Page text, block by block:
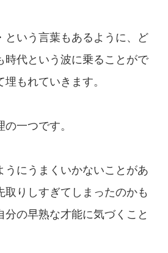
という言葉もあるように、ど
時代という波に乗ることがで
もれていきます。
一つです。
うにうまくいかないことがあ
取りしすぎてしまったのかも
分の早熟な才能に気づくこと